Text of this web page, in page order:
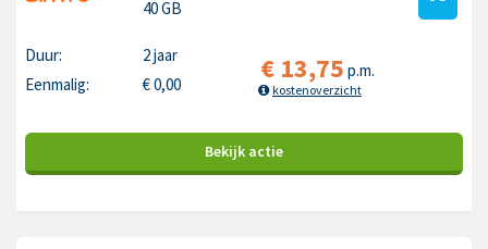
40 GB
Duur:
2 jaar
Eenmalig:
€0,00 € 13,75 p.m.
kostenoverzicht
Bekijk actie